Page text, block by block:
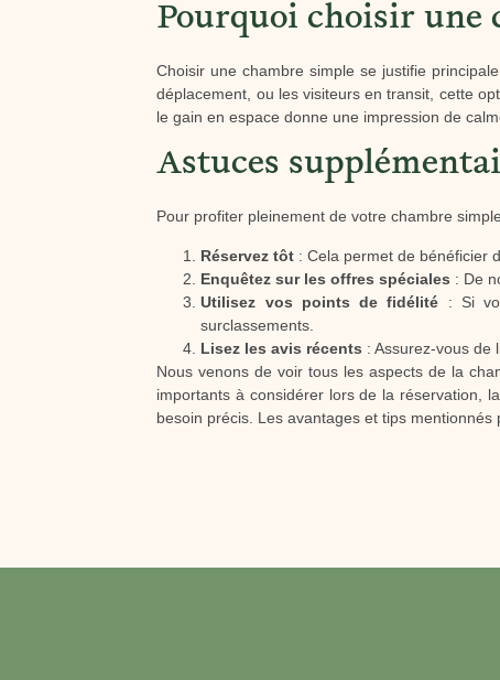
Pourquoi choisir une
Choisir une chambre simple se justifie
déplacement, ou les visiteurs en transit, cette
le gain en espace donne une impression de
Astuces
Pour profiter pleinement de votre chambre
Réservez tôt : Cela permet de bénéficier
Enquêtez sur les offres spéciales : De
Utilisez vos points de fidélité : Si
surclassements.
Lisez les avis récents : Assurez-vous de
Nous venons de voir tous les aspects de la
importants à considérer lors de la réservation,
besoin précis. Les avantages et tips mentionnés